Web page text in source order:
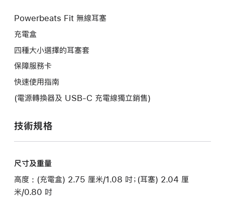
Powerbeats Fit 無線耳塞
充電盒
四種大小選擇的耳塞套
保障服務卡
快速使用指南
(電源轉換器及 USB-C 充電線獨立銷售)
技術規格
尺寸及重量
高度 : (充電盒) 2.75 厘米/1.08 吋；(耳塞) 2.04 厘
米/0.80 吋